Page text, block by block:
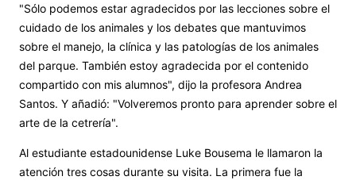
"Sólo podemos estar agradecidos por las lecciones sobre el
cuidado de los animales y los debates que mantuvimos
sobre el manejo, la clínica y las patologías de los animales
del parque. También estoy agradecida por el contenido
compartido con mis alumnos", dijo la profesora Andrea
Santos. Y añadió: "Volveremos pronto para aprender sobre el
arte de la cetrería".
Al estudiante estadounidense Luke Bousema le llamaron la
atención tres cosas durante su visita. La primera fue la